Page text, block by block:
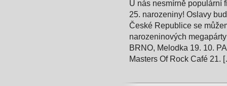
U nás nesmírně populární
25. narozeniny! Oslavy
České Republice se
narozeninových
BRNO, Melodka 19. 10.
Masters Of Rock Café 21.